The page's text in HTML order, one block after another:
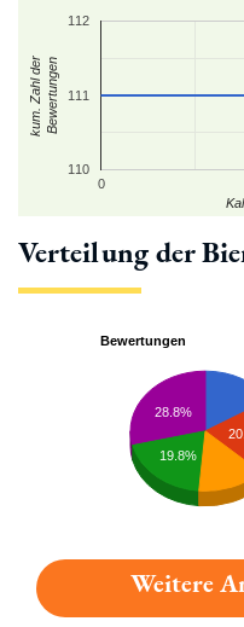
0
110
111
112
kum. Zahl derBewertungen
Verteilung der
Bewertungen
28.8%
19.8%
Weitere